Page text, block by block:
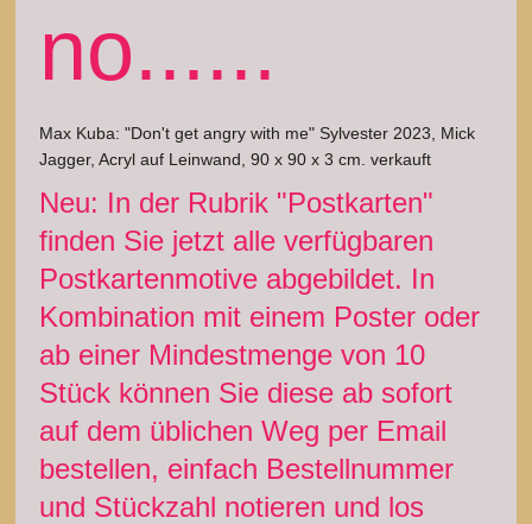
no......
Max Kuba: "Don't get angry with me" Sylvester 2023, Mick
Jagger, Acryl auf Leinwand, 90 x 90 x 3 cm. verkauft
Neu: In der Rubrik "Postkarten"
finden Sie jetzt alle verfügbaren
Postkartenmotive abgebildet. In
Kombination mit einem Poster oder
ab einer Mindestmenge von 10
Stück können Sie diese ab sofort
auf dem üblichen Weg per Email
bestellen, einfach Bestellnummer
und Stückzahl notieren und los